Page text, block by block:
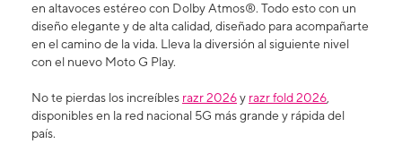
en altavoces estéreo con Dolby Atmos®. Todo esto con un
diseño elegante y de alta calidad, diseñado para acompañarte
en el camino de la vida. Lleva la diversión al siguiente nivel
con el nuevo Moto G Play.
No te pierdas los increíbles razr 2026y razr fold 2026,
disponibles en la red nacional 5G más grande y rápida del
país.